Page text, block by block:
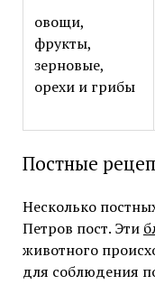
овощи,
фрукты,
зерновые,
орехи и грибы
Постные
Несколько
Петров пост. Эти
животного
для соблюдения